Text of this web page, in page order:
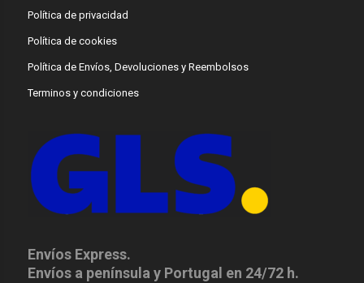
Política de privacidad
Política de cookies
Política de Envíos, Devoluciones y Reembolsos
Terminos y condiciones
Envíos Express.
Envíos a península y Portugal en 24/72 h.